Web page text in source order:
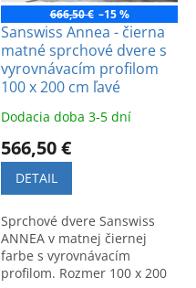
666,50 € –15 %
Sanswiss Annea - čierna
matné sprchové dvere s
vyrovnávacím profilom
100 x 200 cm ľavé
Dodacia doba 3-5 dní
566,50 €
DETAIL
Sprchové dvere Sanswiss
ANNEA v matnej čiernej
farbe s vyrovnávacím
profilom. Rozmer 100 x 200